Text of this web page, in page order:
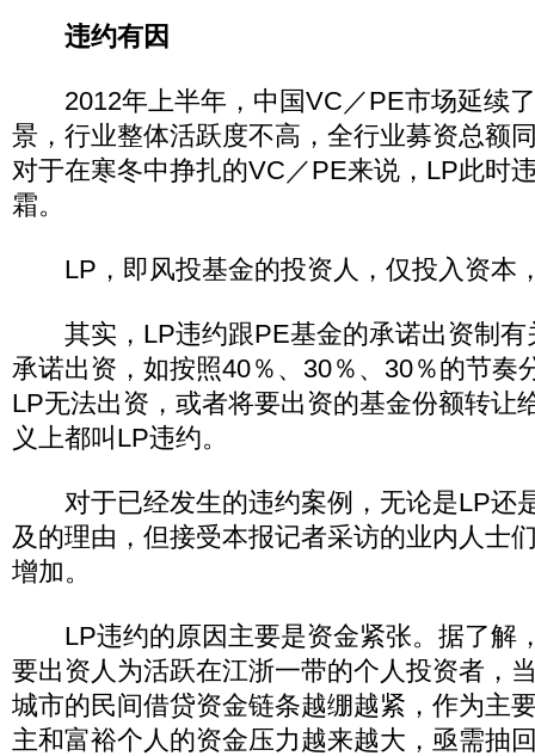
违约有因
2012年上半年，中国VC／PE市场延续了
景，行业整体活跃度不高，全行业募资总额
对于在寒冬中挣扎的VC／PE来说，LP此时
霜。
LP，即风投基金的投资人，仅投入资本
其实，LP违约跟PE基金的承诺出资制有
承诺出资，如按照40％、30％、30％的节奏
LP无法出资，或者将要出资的基金份额转让
义上都叫LP违约。
对于已经发生的违约案例，无论是LP还
及的理由，但接受本报记者采访的业内人士
增加。
LP违约的原因主要是资金紧张。据了解
要出资人为活跃在江浙一带的个人投资者，
城市的民间借贷资金链条越绷越紧，作为主
主和富裕个人的资金压力越来越大，亟需抽